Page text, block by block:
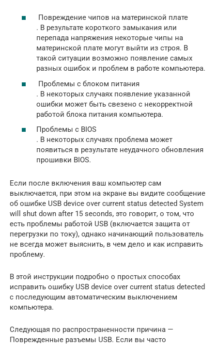
Повреждение чипов на материнской плате
. В результате короткого замыкания или
перепада напряжения некоторые чипы на
материнской плате могут выйти из строя. В
такой ситуации возможно появление самых
разных ошибок и проблем в работе компьютера.
Проблемы с блоком питания
. В некоторых случаях появление указанной
ошибки может быть свезено с некорректной
работой блока питания компьютера.
Проблемы с BIOS
. В некоторых случаях проблема может
появиться в результате неудачного обновления
прошивки BIOS.
Если после включения ваш компьютер сам
выключается, при этом на экране вы видите сообщение
об ошибке USB device over current status detected System
will shut down after 15 seconds, это говорит, о том, что
есть проблемы работой USB (включается защита от
перегрузки по току), однако начинающий пользователь
не всегда может выяснить, в чем дело и как исправить
проблему.
В этой инструкции подробно о простых способах
исправить ошибку USB device over current status detected
с последующим автоматическим выключением
компьютера.
Следующая по распространенности причина —
Поврежденные разъемы USB. Если вы часто